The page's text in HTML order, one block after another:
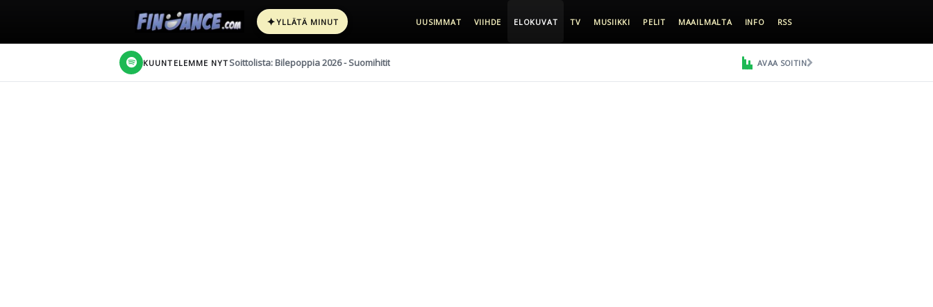
✦YLLÄTÄ MINUT UUSIMMAT VIIHDE ELOKUVAT TV MUSIIKKI PELIT MAAILMALTA INFO RSS
KUUNTELEMME NYT Soittolista: Bilepoppia 2026 - Suomihitit AVAA SOITIN